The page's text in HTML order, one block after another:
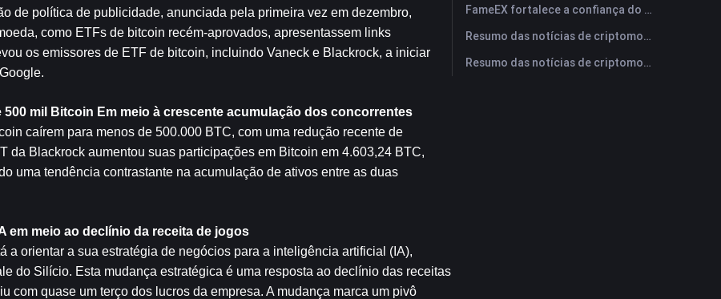
de política de publicidade, anunciada pela primeira vez em dezembro,
como ETFs de bitcoin recém-aprovados, apresentassem links
os emissores de ETF de bitcoin, incluindo Vaneck e Blackrock, a iniciar
mil Bitcoin Em meio à crescente acumulação dos concorrentes
caírem para menos de 500.000 BTC, com uma redução recente de
da Blackrock aumentou suas participações em Bitcoin em 4.603,24 BTC,
uma tendência contrastante na acumulação de ativos entre as duas
em meio ao declínio da receita de jogos
a orientar a sua estratégia de negócios para a inteligência artificial (IA),
do Silício. Esta mudança estratégica é uma resposta ao declínio das receitas
com quase um terço dos lucros da empresa. A mudança marca um pivô
FameEX fortalece a confiança do usuário por meio de oito anos de operações estáveis ​​e crescimento global
Resumo das notícias de criptomoedas da FameEX hoje | 28 de julho de 2026
Resumo das notícias de criptomoedas da FameEX hoje | 27 de julho de 2026